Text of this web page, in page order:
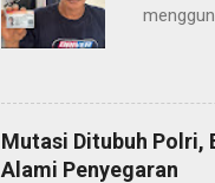
dari
Mutasi Ditubuh Polri,
Alami Penyegaran